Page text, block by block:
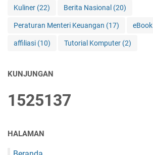
Kuliner (22) Berita Nasional (20)
Peraturan Menteri Keuangan (17) eBook
affiliasi (10) Tutorial Komputer (2)
KUNJUNGAN
1525137
HALAMAN